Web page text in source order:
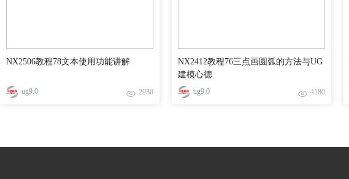
NX2506教程78文本使用功能讲解
ug9.0 2930
NX2412教程76三点画圆弧的方法与UG
建模心德
ug9.0 4180